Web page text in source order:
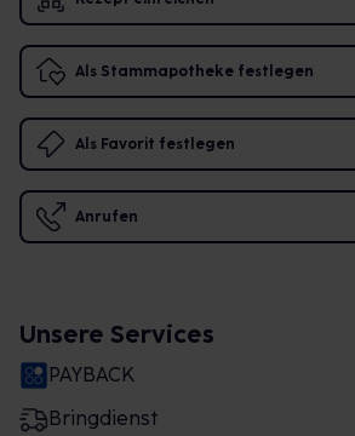
Als Stammapotheke festlegen
Als Favorit festlegen
Anrufen
Unsere Services
PAYBACK
Bringdienst